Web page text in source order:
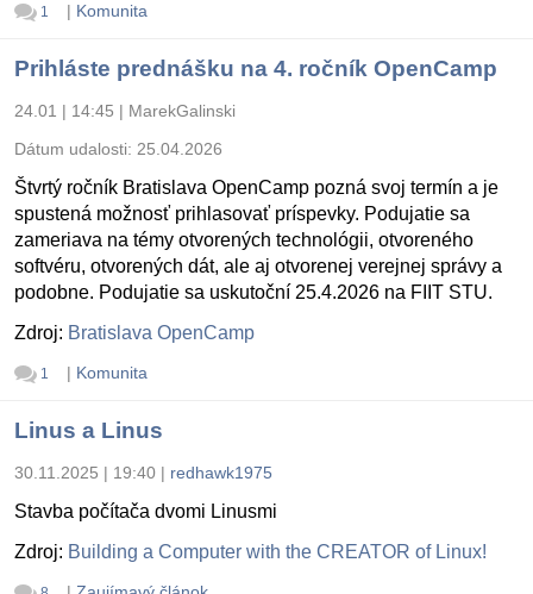
1 | Komunita
Prihláste prednášku na 4. ročník OpenCamp
24.01 | 14:45 | MarekGalinski
Dátum udalosti: 25.04.2026
Štvrtý ročník Bratislava OpenCamp pozná svoj termín a je
spustená možnosť prihlasovať príspevky. Podujatie sa
zameriava na témy otvorených technológii, otvoreného
softvéru, otvorených dát, ale aj otvorenej verejnej správy a
podobne. Podujatie sa uskutoční 25.4.2026 na FIIT STU.
Zdroj: Bratislava OpenCamp
1 | Komunita
Linus a Linus
30.11.2025 | 19:40 | redhawk1975
Stavba počítača dvomi Linusmi
Zdroj: Building a Computer with the CREATOR of Linux!